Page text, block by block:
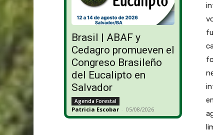
Brasil | ABAF y
Cedagro promueven el
Congreso Brasileño
del Eucalipto en
Salvador
Agenda Forestal
Patricia Escobar - 05/08/2026